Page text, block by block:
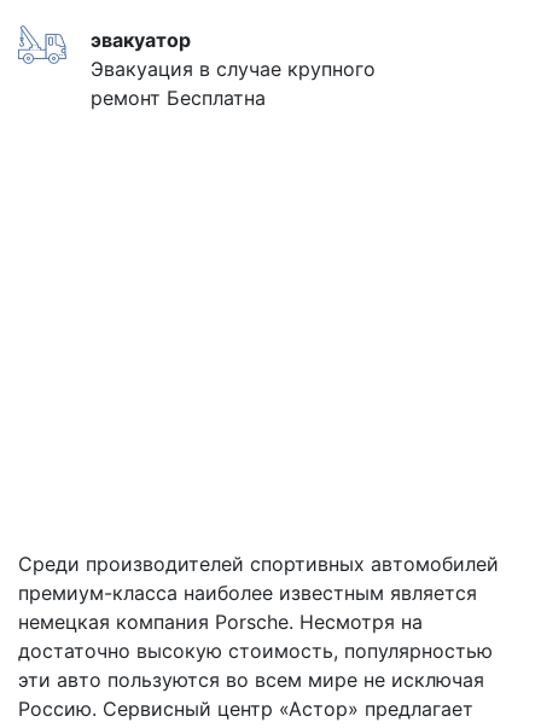
эвакуатор
Эвакуация в случае крупного
ремонт Бесплатна
Среди производителей спортивных автомобилей
премиум-класса наиболее известным является
немецкая компания Porsche. Несмотря на
достаточно высокую стоимость, популярностью
эти авто пользуются во всем мире не исключая
Россию. Сервисный центр «Астор» предлагает